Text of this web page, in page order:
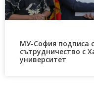
МУ-София подписа
сътрудничество с
университет